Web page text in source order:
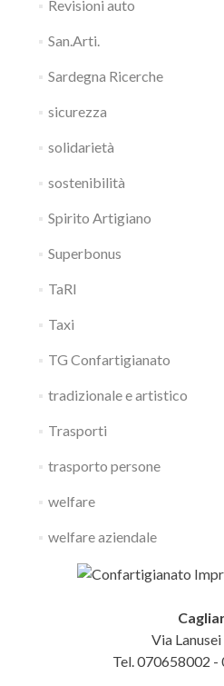
Revisioni auto
San.Arti.
Sardegna Ricerche
sicurezza
solidarietà
sostenibilità
Spirito Artigiano
Superbonus
TaRI
Taxi
TG Confartigianato
tradizionale e artistico
Trasporti
trasporto persone
welfare
welfare aziendale
Via Lanusei
Tel. 070658002 -